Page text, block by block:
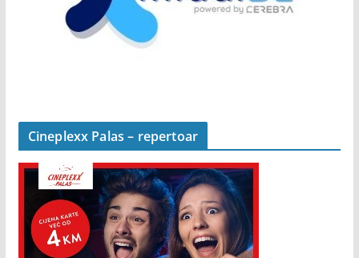
Cineplexx Palas – repertoar